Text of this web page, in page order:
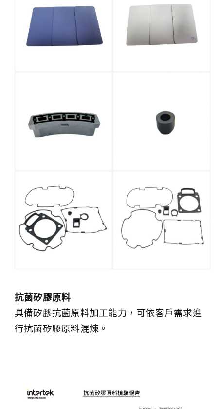
抗菌矽膠原料
具備矽膠抗菌原料加工能力，可依客戶需求進
行抗菌矽膠原料混煉。